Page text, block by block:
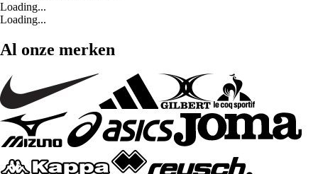
Loading...
Loading...
Al onze merken